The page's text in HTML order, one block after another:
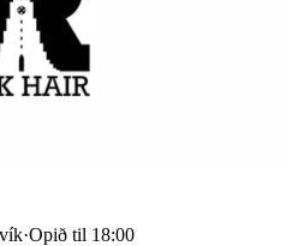
·Opið til 18:00